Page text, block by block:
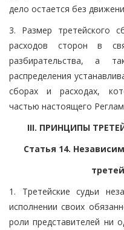
дело остается без
3. Размер третейского
расходов сторон в
разбирательства, а
распределения
сборах и расходах,
частью настоящего
III. ПРИНЦИПЫ
Статья 14.
1. Третейские судьи
исполнении своих
роли представителей ни